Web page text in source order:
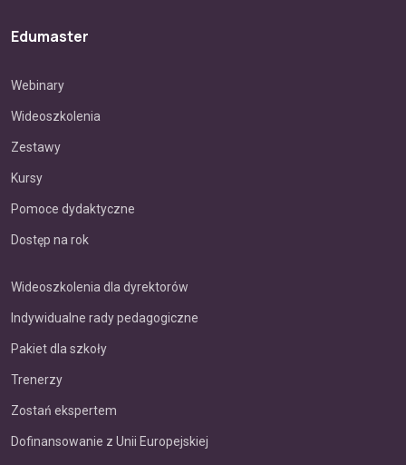
Edumaster
Webinary
Wideoszkolenia
Zestawy
Kursy
Pomoce dydaktyczne
Dostęp na rok
Wideoszkolenia dla dyrektorów
Indywidualne rady pedagogiczne
Pakiet dla szkoły
Trenerzy
Zostań ekspertem
Dofinansowanie z Unii Europejskiej